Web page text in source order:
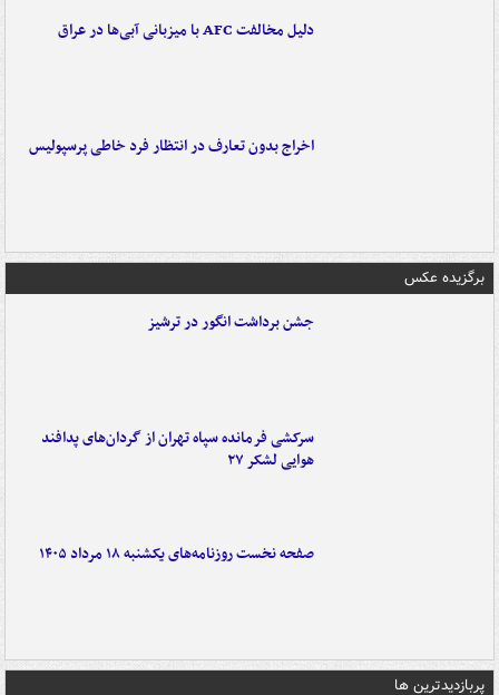
دلیل مخالفت AFC با میزبانی آبی‌ها در عراق
اخراج بدون تعارف در انتظار فرد خاطی پرسپولیس
برگزیده عکس
جشن برداشت انگور در ترشیز
سرکشی فرمانده سپاه تهران از گردان‌های پدافند
هوایی لشکر ۲۷
صفحه نخست روزنامه‌های یکشنبه ۱۸ مرداد ۱۴۰۵
پربازدیدترین ها